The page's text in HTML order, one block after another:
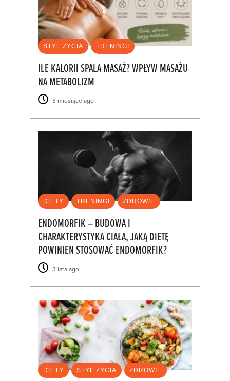
STYL ŻYCIA TRENINGI
ILE KALORII SPALA MASAŻ? WPŁYW MASAŻU
NA METABOLIZM
3 miesiące ago
DIETY TRENINGI ZDROWIE
ENDOMORFIK – BUDOWA I
CHARAKTERYSTYKA CIAŁA, JAKĄ DIETĘ
POWINIEN STOSOWAĆ ENDOMORFIK?
3 lata ago
DIETY STYL ŻYCIA ZDROWIE